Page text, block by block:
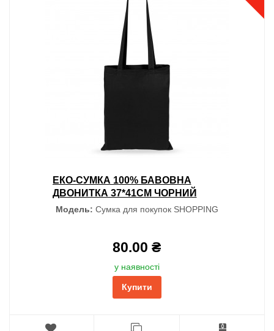
ЕКО-СУМКА 100% БАВОВНА
ДВОНИТКА 37*41СМ ЧОРНИЙ
Модель: Сумка для покупок SHOPPING
80.00 ₴
у наявності
Купити